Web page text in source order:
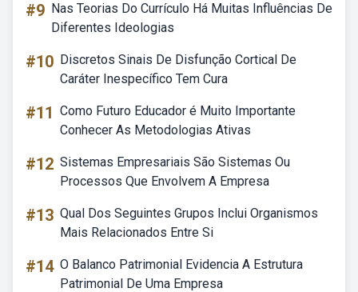
#9 Nas Teorias Do Currículo Há Muitas Influências De
Diferentes Ideologias
#10 Discretos Sinais De Disfunção Cortical De
Caráter Inespecífico Tem Cura
#11 Como Futuro Educador é Muito Importante
Conhecer As Metodologias Ativas
#12 Sistemas Empresariais São Sistemas Ou
Processos Que Envolvem A Empresa
#13 Qual Dos Seguintes Grupos Inclui Organismos
Mais Relacionados Entre Si
#14 O Balanco Patrimonial Evidencia A Estrutura
Patrimonial De Uma Empresa